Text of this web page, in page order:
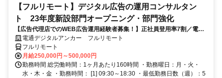
【フルリモート】デジタル広告の運用コンサルタン
ト 23年度新設部門オープニング・部門強化
【広告代理店でのWEB広告運用経験者募集！】正社員登用率7割／電通
G／全国×完全在宅／年休126日・土日祝休み／残業月平均4時間19分
電通デジタルアンカー フルリモート
フルリモート
月給250,000円～500,000円
勤務時間 総労働時間：1ヶ月あたり160時間 ・勤務曜日：月・火・
水・木・金 ・勤務時間： [1] 09:30～18:30 ・最低勤務日数（週）：5